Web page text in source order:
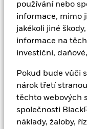
používání nebo
informace, mimo
jakékoli jiné
informace na
investiční,
Pokud bude vůči
nárok třetí
těchto webových
společnosti
náklady, žaloby,
Berete na vědomí
povinností
hesla, která vám a
vydáme, a
známými. Pokud
vy a vaši
(hesla)
tomuto účelu k
Při přístupu na